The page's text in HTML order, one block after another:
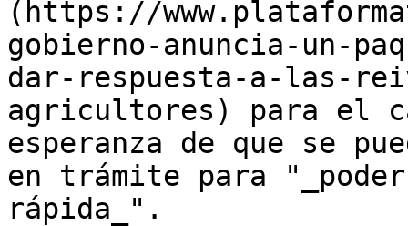
(https://
gobierno-anuncia-un-
dar-respuesta-a-las-
agricultores) para el
esperanza de que se
en trámite para
rápida_".